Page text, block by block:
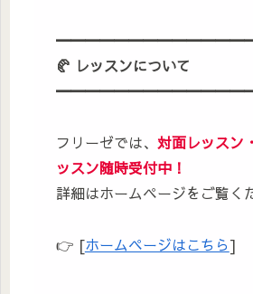
🥐 レッスンについて
フリーゼでは、 対面レッスン
ッスン随時受付中！
詳細はホームページをご覧く
👉 [ホームページはこちら]